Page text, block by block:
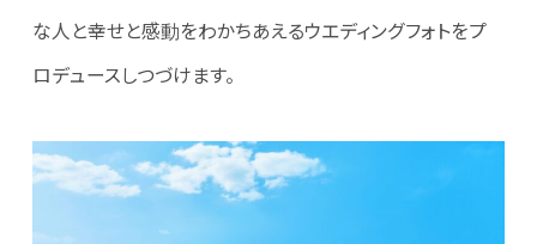
な人と幸せと感動をわかちあえるウエディングフォトをプ
ロデュースしつづけます。